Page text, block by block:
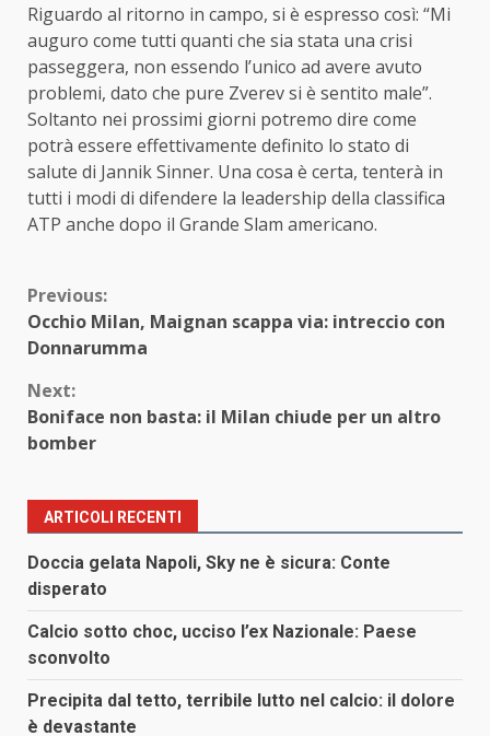
Riguardo al ritorno in campo, si è espresso così: “Mi
auguro come tutti quanti che sia stata una crisi
passeggera, non essendo l’unico ad avere avuto
problemi, dato che pure Zverev si è sentito male”.
Soltanto nei prossimi giorni potremo dire come
potrà essere effettivamente definito lo stato di
salute di Jannik Sinner. Una cosa è certa, tenterà in
tutti i modi di difendere la leadership della classifica
ATP anche dopo il Grande Slam americano.
Continue
Reading
Previous:
Occhio Milan, Maignan scappa via: intreccio con
Donnarumma
Next:
Boniface non basta: il Milan chiude per un altro
bomber
ARTICOLI RECENTI
Doccia gelata Napoli, Sky ne è sicura: Conte
disperato
Calcio sotto choc, ucciso l’ex Nazionale: Paese
sconvolto
Precipita dal tetto, terribile lutto nel calcio: il dolore
è devastante